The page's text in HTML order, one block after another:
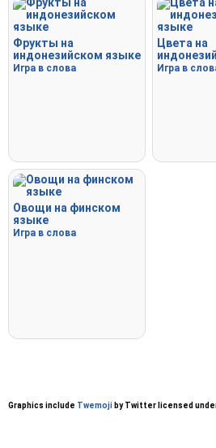
Фрукты на
индонезийском языке
Игра в слова
Цвета на
Игра в
Овощи на финском
языке
Игра в слова
Graphics include Twemoji by Twitter licensed